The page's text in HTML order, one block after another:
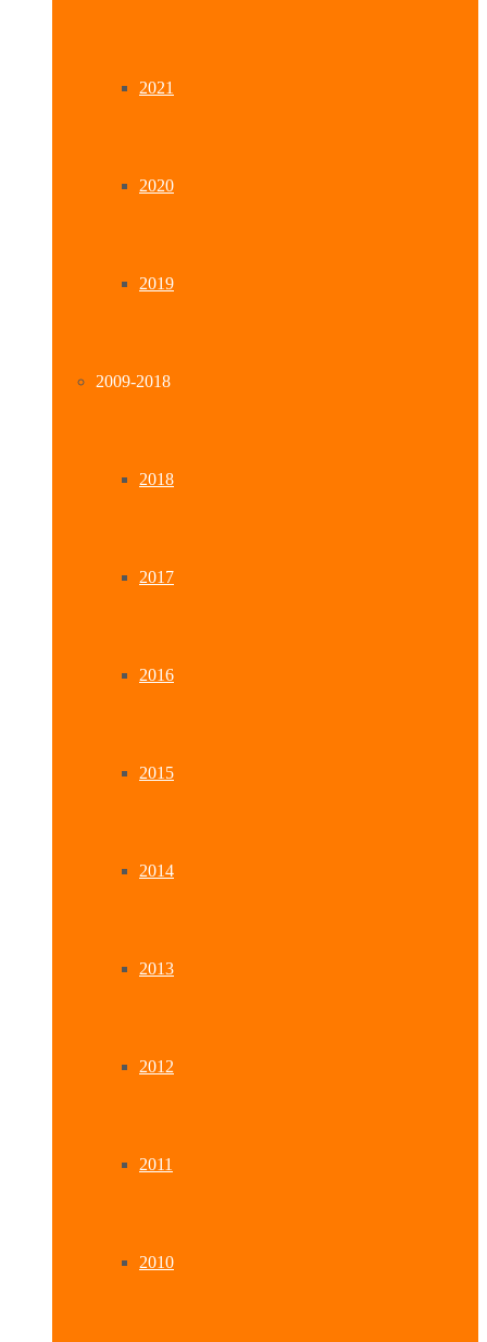
2021
2020
2019
2009-2018
2018
2017
2016
2015
2014
2013
2012
2011
2010